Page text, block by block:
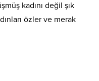
kadını değil şık
özler ve merak